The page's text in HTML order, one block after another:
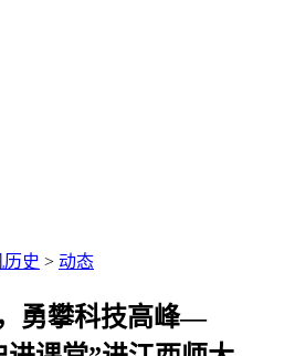
历史 > 动态
勇攀科技高峰—